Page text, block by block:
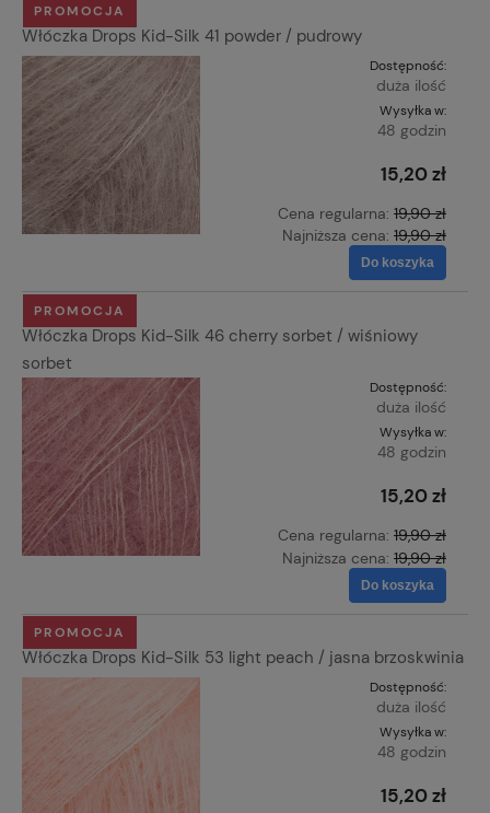
Włóczka Drops Kid-Silk 41 powder / pudrowy
Dostępność:
duża ilość
Wysyłka w:
48 godzin
15,20 zł
Cena regularna: 19,90 zł
Najniższa cena: 19,90 zł
Do koszyka
PROMOCJA
Włóczka Drops Kid-Silk 46 cherry sorbet / wiśniowy
sorbet
Dostępność:
duża ilość
Wysyłka w:
48 godzin
15,20 zł
Cena regularna: 19,90 zł
Najniższa cena: 19,90 zł
Do koszyka
PROMOCJA
Włóczka Drops Kid-Silk 53 light peach / jasna brzoskwinia
Dostępność:
duża ilość
Wysyłka w:
48 godzin
15,20 zł
PROMOCJA